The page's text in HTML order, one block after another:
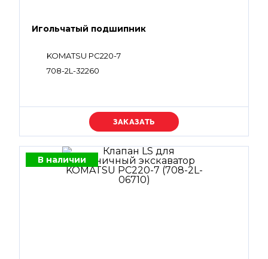
Игольчатый подшипник
KOMATSU PC220-7
708-2L-32260
Уточняйте цену
В наличии